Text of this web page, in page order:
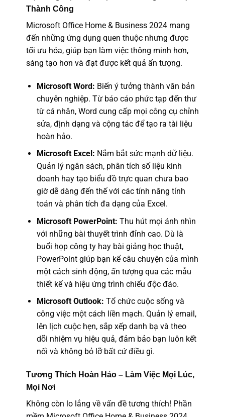
Thành Công
Microsoft Office Home & Business 2024 mang
đến những ứng dụng quen thuộc nhưng được
tối ưu hóa, giúp bạn làm việc thông minh hơn,
sáng tạo hơn và đạt được kết quả ấn tượng.
Microsoft Word: Biến ý tưởng thành văn bản
chuyên nghiệp. Từ báo cáo phức tạp đến thư
từ cá nhân, Word cung cấp mọi công cụ chỉnh
sửa, định dạng và cộng tác để tạo ra tài liệu
hoàn hảo.
Microsoft Excel: Nắm bắt sức mạnh dữ liệu.
Quản lý ngân sách, phân tích số liệu kinh
doanh hay tạo biểu đồ trực quan chưa bao
giờ dễ dàng đến thế với các tính năng tính
toán và phân tích đa dạng của Excel.
Microsoft PowerPoint: Thu hút mọi ánh nhìn
với những bài thuyết trình đỉnh cao. Dù là
buổi họp công ty hay bài giảng học thuật,
PowerPoint giúp bạn kể câu chuyện của mình
một cách sinh động, ấn tượng qua các mẫu
thiết kế và hiệu ứng trình chiếu độc đáo.
Microsoft Outlook: Tổ chức cuộc sống và
công việc một cách liền mạch. Quản lý email,
lên lịch cuộc hẹn, sắp xếp danh bạ và theo
dõi nhiệm vụ hiệu quả, đảm bảo bạn luôn kết
nối và không bỏ lỡ bất cứ điều gì.
Tương Thích Hoàn Hảo – Làm Việc Mọi Lúc,
Mọi Nơi
Không còn lo lắng về vấn đề tương thích! Phần